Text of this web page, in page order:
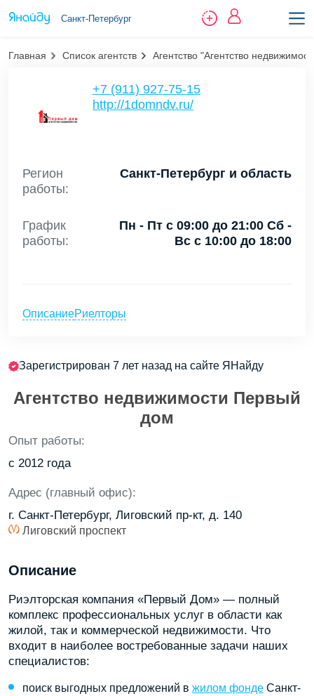
Санкт-Петербург
Главная Список агентств Агентство "Агентство
Зарегистрирован 7 лет назад на сайте ЯНайду
Агентство недвижимости Первый
дом
Опыт работы:
с 2012 года
Адрес (главный офис):
г. Санкт-Петербург, Лиговский пр-кт, д. 140
Лиговский проспект
Описание
Риэлторская компания «Первый Дом» — полный
комплекс профессиональных услуг в области как
жилой, так и коммерческой недвижимости. Что
входит в наиболее востребованные задачи наших
специалистов:
поиск выгодных предложений в жилом фонде Санкт-
+7 (911) 927-75-15
http://1domndv.ru/
Регион
работы:
Санкт-Петербург и область
График
работы:
Пн - Пт с 09:00 до 21:00 Сб -
Вс с 10:00 до 18:00
ОписаниеРиелторы